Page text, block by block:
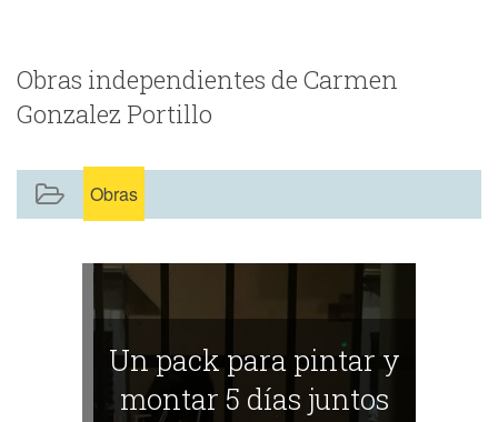
Obras independientes de Carmen
Gonzalez Portillo
Obras
Un pack para pintar y
montar 5 días juntos